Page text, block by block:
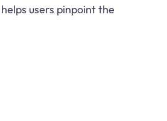
users pinpoint the